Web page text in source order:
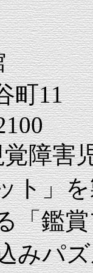
町11
障害
ト」
「鑑
みパ